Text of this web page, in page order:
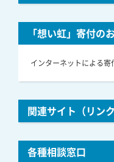
「想い虹」寄付の
インターネットによる寄
関連サイト（リンク
各種相談窓口